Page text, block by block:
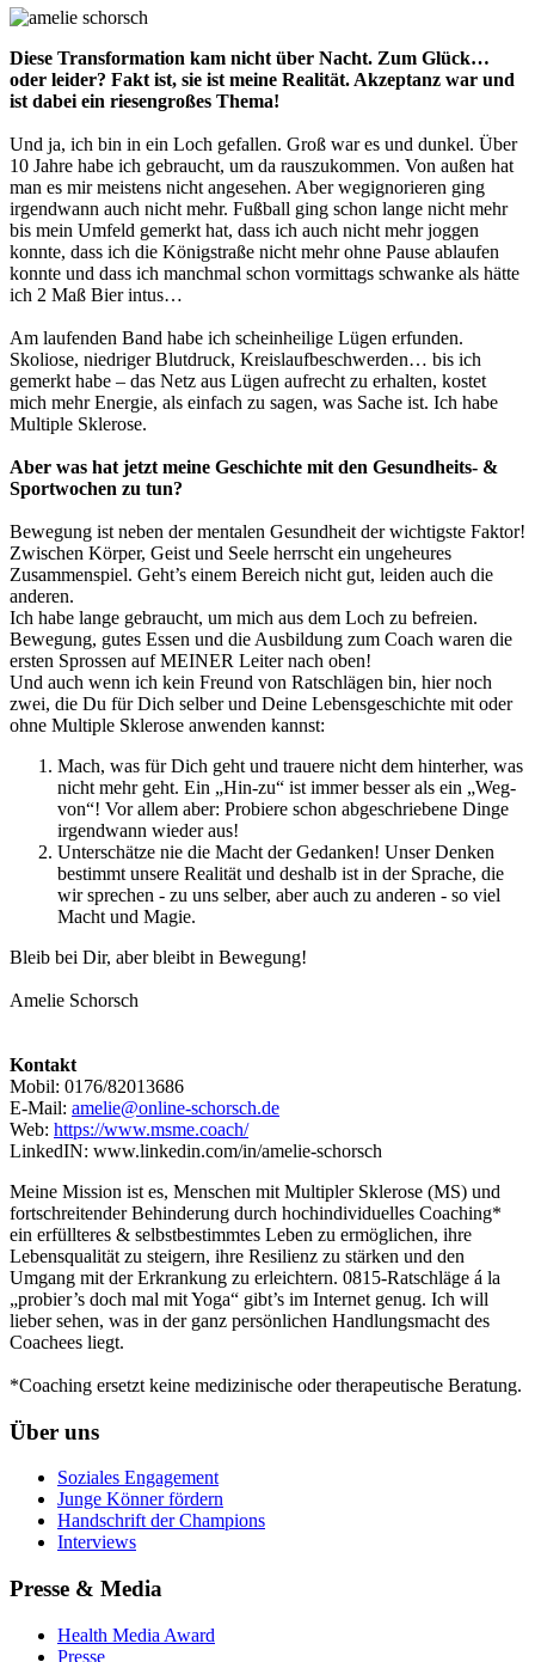
Diese Transformation kam nicht über Nacht. Zum Glück…
oder leider? Fakt ist, sie ist meine Realität. Akzeptanz war und
ist dabei ein riesengroßes Thema!
Und ja, ich bin in ein Loch gefallen. Groß war es und dunkel. Über
10 Jahre habe ich gebraucht, um da rauszukommen. Von außen hat
man es mir meistens nicht angesehen. Aber wegignorieren ging
irgendwann auch nicht mehr. Fußball ging schon lange nicht mehr
bis mein Umfeld gemerkt hat, dass ich auch nicht mehr joggen
konnte, dass ich die Königstraße nicht mehr ohne Pause ablaufen
konnte und dass ich manchmal schon vormittags schwanke als hätte
ich 2 Maß Bier intus…
Am laufenden Band habe ich scheinheilige Lügen erfunden.
Skoliose, niedriger Blutdruck, Kreislaufbeschwerden… bis ich
gemerkt habe – das Netz aus Lügen aufrecht zu erhalten, kostet
mich mehr Energie, als einfach zu sagen, was Sache ist. Ich habe
Multiple Sklerose.
Aber was hat jetzt meine Geschichte mit den Gesundheits- &
Sportwochen zu tun?
Bewegung ist neben der mentalen Gesundheit der wichtigste Faktor!
Zwischen Körper, Geist und Seele herrscht ein ungeheures
Zusammenspiel. Geht’s einem Bereich nicht gut, leiden auch die
anderen.
Ich habe lange gebraucht, um mich aus dem Loch zu befreien.
Bewegung, gutes Essen und die Ausbildung zum Coach waren die
ersten Sprossen auf MEINER Leiter nach oben!
Und auch wenn ich kein Freund von Ratschlägen bin, hier noch
zwei, die Du für Dich selber und Deine Lebensgeschichte mit oder
ohne Multiple Sklerose anwenden kannst:
Mach, was für Dich geht und trauere nicht dem hinterher, was
nicht mehr geht. Ein „Hin-zu“ ist immer besser als ein „Weg-
von“! Vor allem aber: Probiere schon abgeschriebene Dinge
irgendwann wieder aus!
Unterschätze nie die Macht der Gedanken! Unser Denken
bestimmt unsere Realität und deshalb ist in der Sprache, die
wir sprechen - zu uns selber, aber auch zu anderen - so viel
Macht und Magie.
Bleib bei Dir, aber bleibt in Bewegung!
Amelie Schorsch
Kontakt
Mobil: 0176/82013686
E-Mail: amelie@online-schorsch.de
Web: https://www.msme.coach/
LinkedIN: www.linkedin.com/in/amelie-schorsch
Meine Mission ist es, Menschen mit Multipler Sklerose (MS) und
fortschreitender Behinderung durch hochindividuelles Coaching*
ein erfüllteres & selbstbestimmtes Leben zu ermöglichen, ihre
Lebensqualität zu steigern, ihre Resilienz zu stärken und den
Umgang mit der Erkrankung zu erleichtern. 0815-Ratschläge á la
„probier’s doch mal mit Yoga“ gibt’s im Internet genug. Ich will
lieber sehen, was in der ganz persönlichen Handlungsmacht des
Coachees liegt.
*Coaching ersetzt keine medizinische oder therapeutische Beratung.
Über uns
Soziales Engagement
Junge Könner fördern
Handschrift der Champions
Interviews
Presse & Media
Health Media Award
Presse